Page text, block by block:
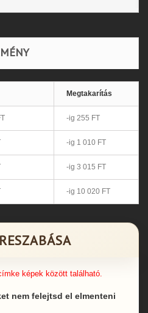
Megtakarítás
-ig 255 FT
-ig 1 010 FT
-ig 3 015 FT
-ig 10 020 FT
képek között található.
nem felejtsd el elmenteni